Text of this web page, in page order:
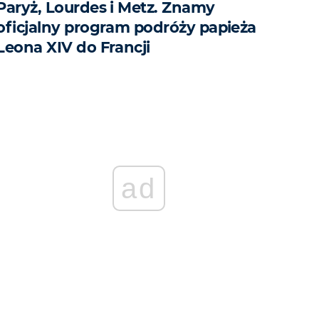
Lourdes i Metz. Znamy
program podróży papieża
XIV do Francji
ad